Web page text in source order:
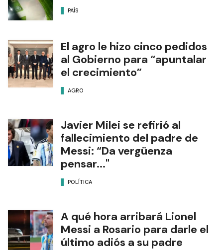
PAÍS
El agro le hizo cinco pedidos
al Gobierno para “apuntalar
el crecimiento”
AGRO
Javier Milei se refirió al
fallecimiento del padre de
Messi: “Da vergüenza
pensar..."
POLÍTICA
A qué hora arribará Lionel
Messi a Rosario para darle el
último adiós a su padre